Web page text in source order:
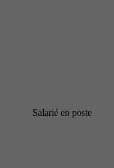
Salarié en poste